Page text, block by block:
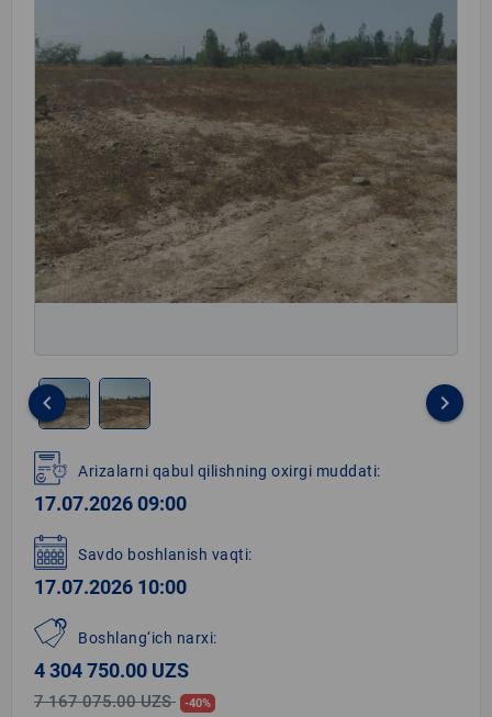
1
of
2
keyboard_arrow_left keyboard_arrow_right
Arizalarni qabul qilishning oxirgi muddati:
17.07.2026 09:00
Savdo boshlanish vaqti:
17.07.2026 10:00
Boshlang‘ich narxi:
4 304 750.00 UZS
7 167 075.00 UZS -40%